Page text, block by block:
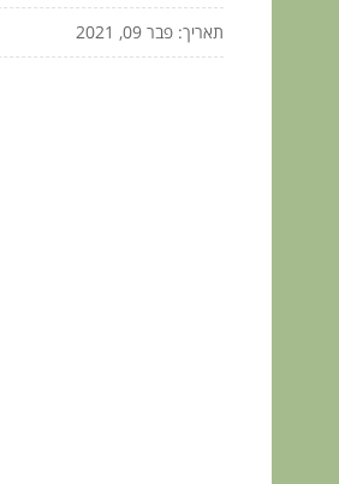
תאריך: פבר 09, 2021